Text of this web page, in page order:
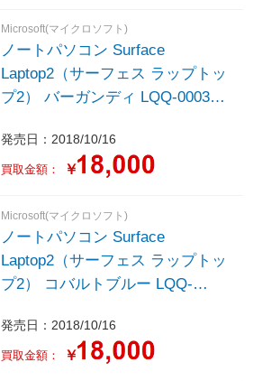
Microsoft(マイクロソフト)
ノートパソコン Surface
Laptop2（サーフェス ラップトッ
プ2） バーガンディ LQQ-00037
Core i7 /Office HomeandBusiness
/メモリ：8GB /SSD：256GB
発売日：2018/10/16
買取金額： ￥
Microsoft(マイクロソフト)
ノートパソコン Surface
Laptop2（サーフェス ラップトッ
プ2） コバルトブルー LQQ-
Home /intel Core i7 /Office
HomeandBusiness /メモリ：8GB
発売日：2018/10/16
買取金額： ￥